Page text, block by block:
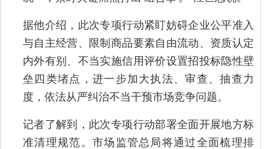
据他介绍，此次专项行动紧盯妨碍企业公平准入
与自主经营、限制商品要素自由流动、资质认定
内外有别、不当实施信用评价设置招投标隐性壁
垒四类堵点，进一步加大执法、审查、抽查力
度，依法从严纠治不当干预市场竞争问题。
记者了解到，此次专项行动部署全面开展地方标
准清理规范。市场监管总局将通过全面梳理排